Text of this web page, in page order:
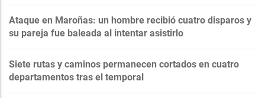
Ataque en Maroñas: un hombre recibió cuatro disparos y
su pareja fue baleada al intentar asistirlo
Siete rutas y caminos permanecen cortados en cuatro
departamentos tras el temporal